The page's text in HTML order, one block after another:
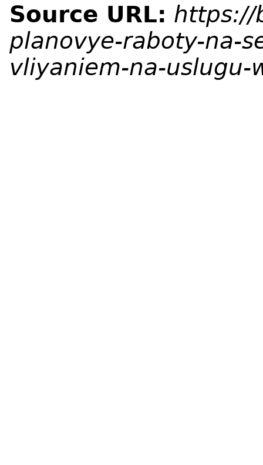
Source URL: https://
planovye-raboty-na-
vliyaniem-na-uslugu-